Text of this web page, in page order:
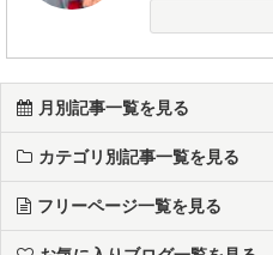
月別記事一覧を見る
カテゴリ別記事一覧を見る
フリーページ一覧を見る